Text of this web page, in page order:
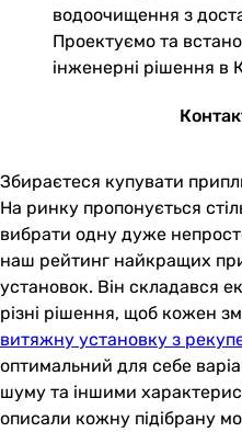
водоочищення з
Проектуємо та
інженерні рішення в
Збираєтеся купувати
На ринку пропонується
вибрати одну дуже
наш рейтинг найкращих
установок. Він складався
різні рішення, щоб кожен
витяжну установку з
оптимальний для себе
шуму та іншими
описали кожну підібрану